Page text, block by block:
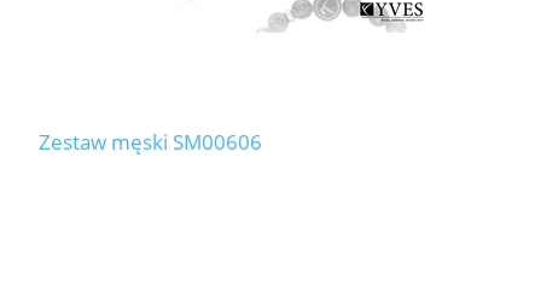
Zestaw męski SM00606